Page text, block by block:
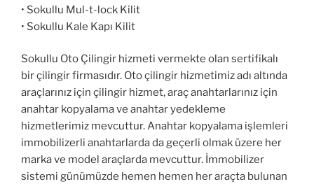
• Sokullu Mul-t-lock Kilit
• Sokullu Kale Kapı Kilit
Sokullu Oto Çilingir hizmeti vermekte olan sertifikalı
bir çilingir firmasıdır. Oto çilingir hizmetimiz adı altında
araçlarınız için çilingir hizmet, araç anahtarlarınız için
anahtar kopyalama ve anahtar yedekleme
hizmetlerimiz mevcuttur. Anahtar kopyalama işlemleri
immobilizerli anahtarlarda da geçerli olmak üzere her
marka ve model araçlarda mevcuttur. İmmobilizer
sistemi günümüzde hemen hemen her araçta bulunan